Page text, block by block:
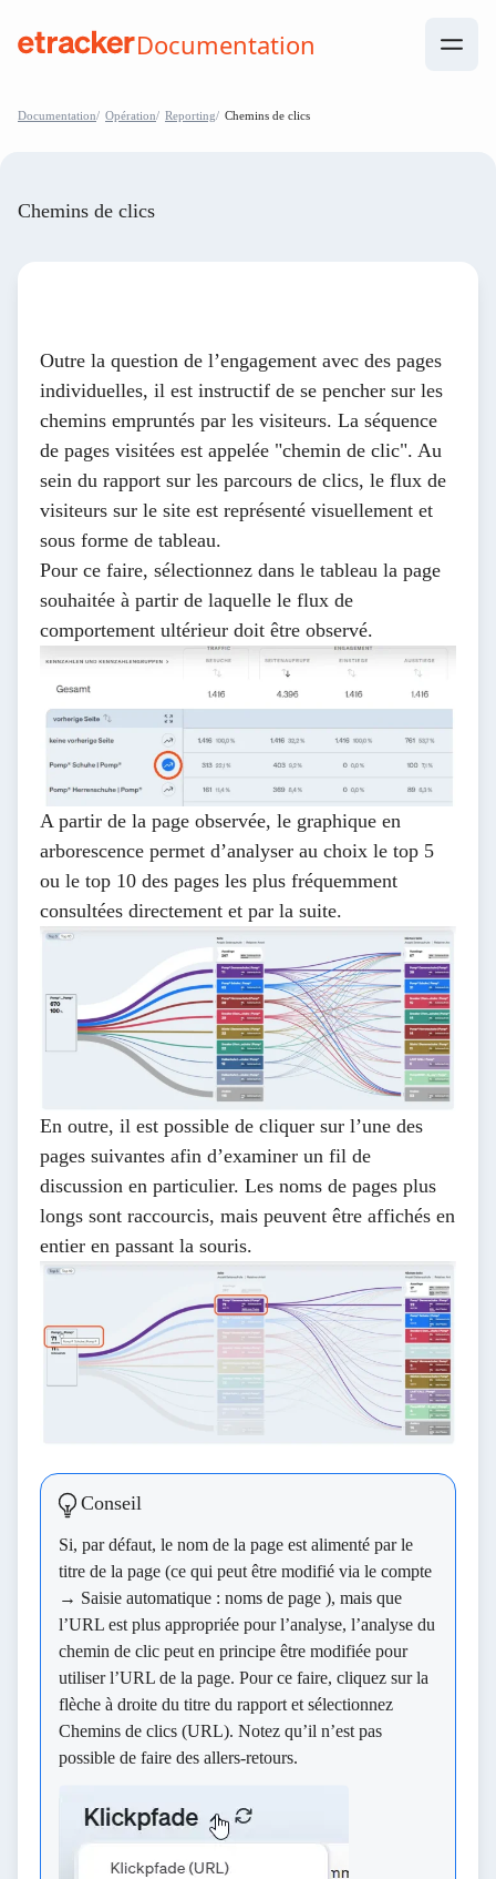
Documentation
Documentation Opération Reporting Chemins de clics
Chemins de clics
Outre la question de l’engagement avec des pages
individuelles, il est instructif de se pencher sur les
chemins empruntés par les visiteurs. La séquence
de pages visitées est appelée "chemin de clic". Au
sein du rapport sur les parcours de clics, le flux de
visiteurs sur le site est représenté visuellement et
sous forme de tableau.
Pour ce faire, sélectionnez dans le tableau la page
souhaitée à partir de laquelle le flux de
comportement ultérieur doit être observé.
A partir de la page observée, le graphique en
arborescence permet d’analyser au choix le top 5
ou le top 10 des pages les plus fréquemment
consultées directement et par la suite.
En outre, il est possible de cliquer sur l’une des
pages suivantes afin d’examiner un fil de
discussion en particulier. Les noms de pages plus
longs sont raccourcis, mais peuvent être affichés en
entier en passant la souris.
Conseil
Si, par défaut, le nom de la page est alimenté par le
titre de la page (ce qui peut être modifié via le compte
→ Saisie automatique : noms de page ), mais que
l’URL est plus appropriée pour l’analyse, l’analyse du
chemin de clic peut en principe être modifiée pour
utiliser l’URL de la page. Pour ce faire, cliquez sur la
flèche à droite du titre du rapport et sélectionnez
Chemins de clics (URL). Notez qu’il n’est pas
possible de faire des allers-retours.